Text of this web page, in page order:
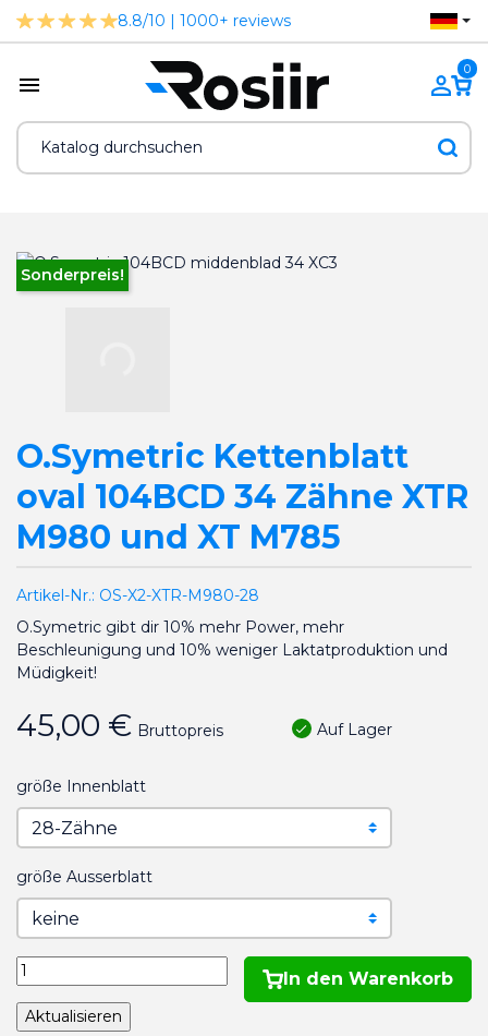
8.8/10 | 1000+ reviews
0
Sonderpreis!
O.Symetric Kettenblatt
oval 104BCD 34 Zähne XTR
M980 und XT M785
Artikel-Nr.: OS-X2-XTR-M980-28
O.Symetric gibt dir 10% mehr Power, mehr
Beschleunigung und 10% weniger Laktatproduktion und
Müdigkeit!
45,00 € Bruttopreis Auf Lager
größe Innenblatt
größe Ausserblatt
In den Warenkorb